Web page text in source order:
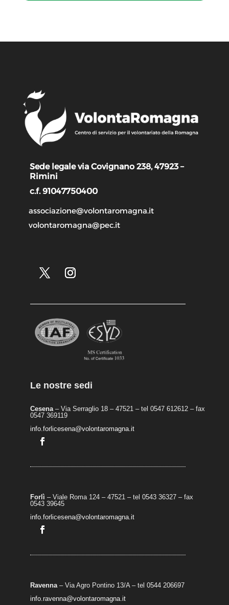
Sede legale via Covignano 238, 47923 –
Rimini
c.f. 91047750400
associazione@volontaromagna.it
volontaromagna@pec.it
Le nostre sedi
Cesena– Via Serraglio 18 – 47521 – tel 0547 612612 – fax
0547 369119
info.forlicesena@volontaromagna.it
Forlì – Viale Roma 124 – 47521 – tel 0543 36327 – fax
0543 39645
info.forlicesena@volontaromagna.it
Ravenna– Via Agro Pontino 13/A– tel 0544 206697
info.ravenna@volontaromagna.it